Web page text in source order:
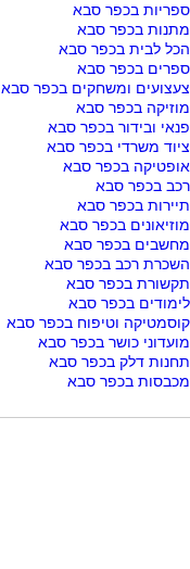
ספריות בכפר סבא
מתנות בכפר סבא
הכל לבית בכפר סבא
ספרים בכפר סבא
צעצועים ומשחקים בכפר סבא
מוזיקה בכפר סבא
פנאי ובידור בכפר סבא
ציוד משרדי בכפר סבא
אופטיקה בכפר סבא
רכב בכפר סבא
תיירות בכפר סבא
מוזיאונים בכפר סבא
מחשבים בכפר סבא
השכרת רכב בכפר סבא
תקשורת בכפר סבא
לימודים בכפר סבא
קוסמטיקה וטיפוח בכפר סבא
מועדוני כושר בכפר סבא
תחנות דלק בכפר סבא
מכבסות בכפר סבא